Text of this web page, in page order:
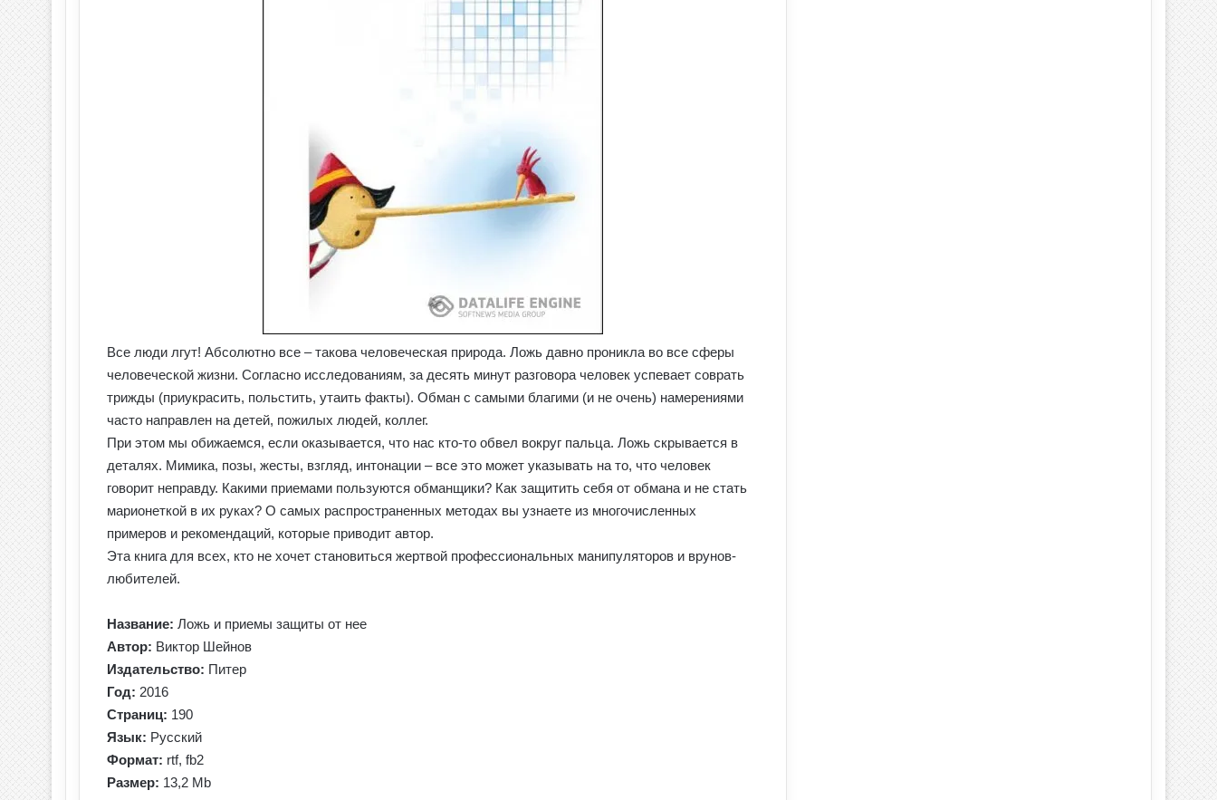
Все люди лгут! Абсолютно все – такова человеческая природа. Ложь давно проникла во все сферы
человеческой жизни. Согласно исследованиям, за десять минут разговора человек успевает соврать
трижды (приукрасить, польстить, утаить факты). Обман с самыми благими (и не очень) намерениями
часто направлен на детей, пожилых людей, коллег.
При этом мы обижаемся, если оказывается, что нас кто-то обвел вокруг пальца. Ложь скрывается в
деталях. Мимика, позы, жесты, взгляд, интонации – все это может указывать на то, что человек
говорит неправду. Какими приемами пользуются обманщики? Как защитить себя от обмана и не стать
марионеткой в их руках? О самых распространенных методах вы узнаете из многочисленных
примеров и рекомендаций, которые приводит автор.
Эта книга для всех, кто не хочет становиться жертвой профессиональных манипуляторов и врунов-
любителей.
Название: Ложь и приемы защиты от нее
Автор: Виктор Шейнов
Издательство: Питер
Год: 2016
Страниц: 190
Язык: Русский
Формат: rtf, fb2
Размер: 13,2 Mb